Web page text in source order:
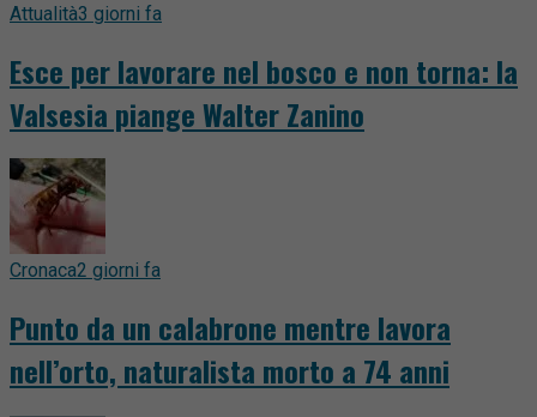
Attualità3 giorni fa
Esce per lavorare nel bosco e non torna: la
Valsesia piange Walter Zanino
Cronaca2 giorni fa
Punto da un calabrone mentre lavora
nell’orto, naturalista morto a 74 anni